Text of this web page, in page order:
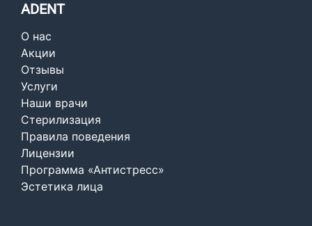
ADENT
О нас
Акции
Отзывы
Услуги
Наши врачи
Стерилизация
Правила поведения
Лицензии
Программа «Антистресс»
Эстетика лица